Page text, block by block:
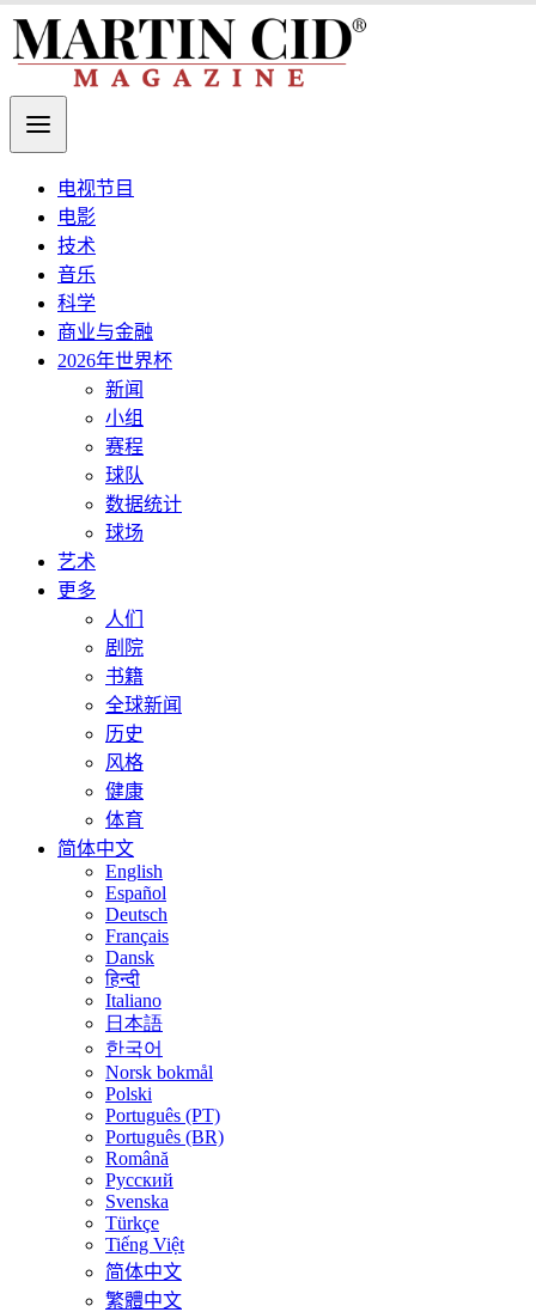
电视节目
电影
技术
音乐
科学
商业与金融
2026年世界杯
新闻
小组
赛程
球队
数据统计
球场
艺术
更多
人们
剧院
书籍
全球新闻
历史
风格
健康
体育
简体中文
English
Español
Deutsch
Français
Dansk
हिन्दी
Italiano
日本語
한국어
Norsk bokmål
Polski
Português (PT)
Português (BR)
Română
Русский
Svenska
Türkçe
Tiếng Việt
简体中文
繁體中文